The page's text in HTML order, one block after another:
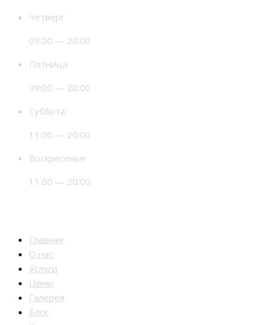
Четверг
09:00 — 20:00
Пятница
09:00 — 20:00
Суббота
11:00 — 20:00
Воскресенье
11:00 — 20:00
Главная
О нас
Услуги
Цены
Галерея
Блог